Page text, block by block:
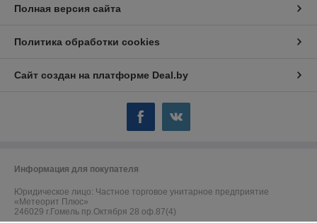
Полная версия сайта
Политика обработки cookies
Сайт создан на платформе Deal.by
Информация для покупателя
Юридическое лицо: Частное торговое унитарное предприятие
«Метеорит Плюс»
246029 г.Гомель пр.Октября 28 оф.87(4)